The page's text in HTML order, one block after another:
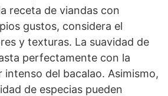
receta de viandas con
gustos, considera el
y texturas. La suavidad de
perfectamente con la
intenso del bacalao. Asimismo,
de especias pueden